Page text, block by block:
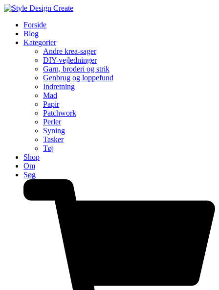
Forside
Blog
Kategorier
Andre krea-sager
DIY-vejledninger
Garn, broderi og strik
Genbrug og loppefund
Indretning
Mad
Papir
Patchwork
Perler
Syning
Tasker
Tøj
Shop
Om
Søg